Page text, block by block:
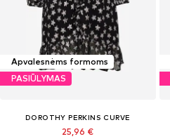
Apvalesnėms formoms
PASIŪLYMAS
DOROTHY PERKINS CURVE
25,96 €